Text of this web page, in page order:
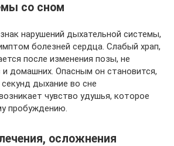
со сном
нарушений дыхательной системы,
болезней сердца. Слабый храп,
после изменения позы, не
и домашних. Опасным он становится,
дыхание во сне
чувство удушья, которое
пробуждению.
осложнения